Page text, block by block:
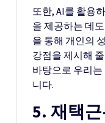
또한, AI를 활용
을 제공하는 데
을 통해 개인의
강점을 제시해
바탕으로 우리
니다.
5. 재택